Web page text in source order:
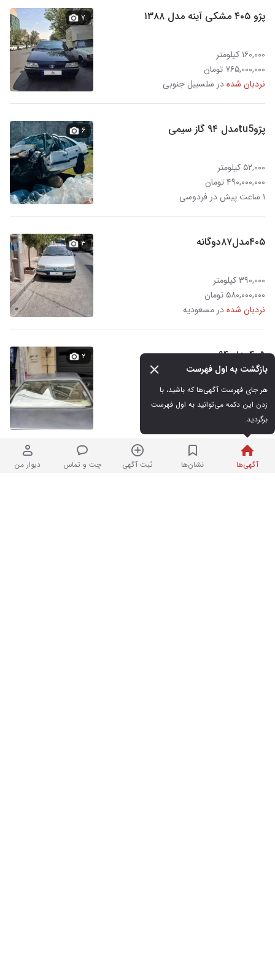
آگهی‌ها
بازگشت به اول فهرست
برگردید.
نشان‌ها ثبت آگهی چت و تماس دیوار من
پژو ۴۰۵ مشکی آینه مدل ۱۳۸۸
۱۶۰,۰۰۰ کیلومتر
۷۶۵,۰۰۰,۰۰۰ تومان
نردبان شدهدر سلسبیل جنوبی
۷
پژوtu5مدل ۹۴ گاز سیمی
۵۲,۰۰۰ کیلومتر
۴۹۰,۰۰۰,۰۰۰ تومان
۱ ساعت پیش در فردوسی
۶
۴۰۵مدل۸۷دوگانه
۳۹۰,۰۰۰ کیلومتر
۵۸۰,۰۰۰,۰۰۰ تومان
نردبان شدهدر مسعودیه
۳
۴۰۵مدل ۹۴
۱۱۰,۰۰۰ کیلومتر
۸۵۹,۰۰۰,۰۰۰ تومان
نردبان شده
۲
پژو ۴۰۵ مدل ۹۶ /اقساط خودرو/تحویل آنی ۲